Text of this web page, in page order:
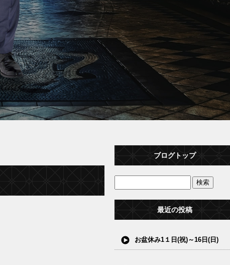
ブログトップ
最近の投稿
お盆休み1１日(祝)～16日(日)